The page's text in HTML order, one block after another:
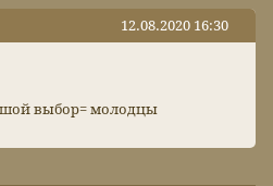
12.08.2020 16:30
выбор= молодцы